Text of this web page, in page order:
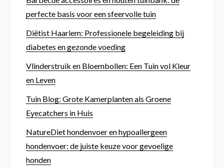
perfecte basis voor een sfeervolle tuin
Diëtist Haarlem: Professionele begeleiding bij
diabetes en gezonde voeding
Vlinderstruik en Bloembollen: Een Tuin vol Kleur
en Leven
Tuin Blog: Grote Kamerplanten als Groene
Eyecatchers in Huis
NatureDiet hondenvoer en hypoallergeen
hondenvoer: de juiste keuze voor gevoelige
honden